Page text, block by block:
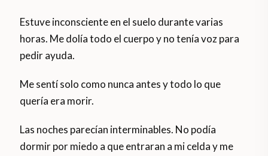
Estuve inconsciente en el suelo durante varias
horas. Me dolía todo el cuerpo y no tenía voz para
pedir ayuda.
Me sentí solo como nunca antes y todo lo que
quería era morir.
Las noches parecían interminables. No podía
dormir por miedo a que entraran a mi celda y me